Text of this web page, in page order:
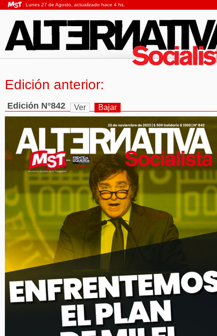
Lunes 27 de Agosto, actualizado hace 4 hs.
Edición anterior:
Edición N°842 Ver Bajar